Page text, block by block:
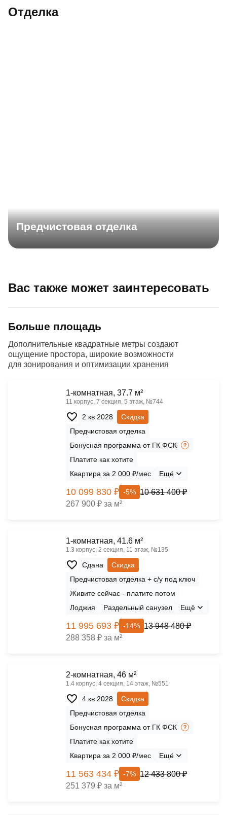
Отделка
Предчистовая отделка
Вас также может заинтересовать
Больше площадь
Дополнительные квадратные метры создают
ощущение простора, широкие возможности
для зонирования и оптимизации хранения
1-комнатная, 37.7 м²
11 корпус, 7 секция, 5 этаж, №744
2 кв 2028
Скидка
Предчистовая отделка
Бонусная программа от ГК ФСК
Платите как хотите
Квартира за 2 000 ₽/мес
Ещё
10 099 830 ₽ -5% 10 631 400 ₽
267 900 ₽ за м²
1-комнатная, 41.6 м²
1.3 корпус, 2 секция, 11 этаж, №135
Сдана
Скидка
Предчистовая отделка + с/у под ключ
Живите сейчас - платите потом
Лоджия
Раздельный санузел Ещё
11 995 693 ₽ -14% 13 948 480 ₽
288 358 ₽ за м²
2-комнатная, 46 м²
1.4 корпус, 4 секция, 14 этаж, №551
4 кв 2028
Скидка
Предчистовая отделка
Бонусная программа от ГК ФСК
Платите как хотите
Квартира за 2 000 ₽/мес
Ещё
11 563 434 ₽ -7% 12 433 800 ₽
251 379 ₽ за м²